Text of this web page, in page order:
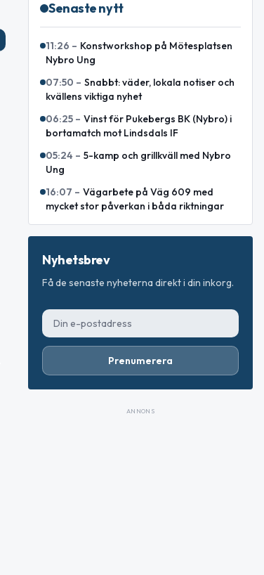
Senaste nytt
11:26 – Konstworkshop på Mötesplatsen
Nybro Ung
07:50 – Snabbt: väder, lokala notiser och
kvällens viktiga nyhet
06:25 – Vinst för Pukebergs BK (Nybro) i
bortamatch mot Lindsdals IF
05:24 – 5-kamp och grillkväll med Nybro
Ung
16:07 – Vägarbete på Väg 609 med
mycket stor påverkan i båda riktningar
Nyhetsbrev
Få de senaste nyheterna direkt i din inkorg.
Prenumerera
ANNONS